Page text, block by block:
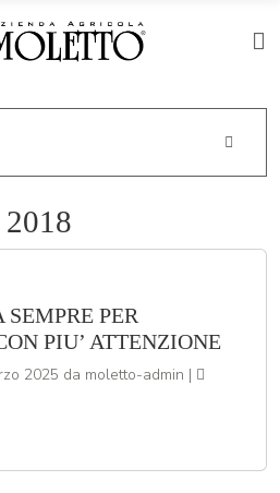
PER
PIU’ ATTENZIONE
2025 da moletto-admin |